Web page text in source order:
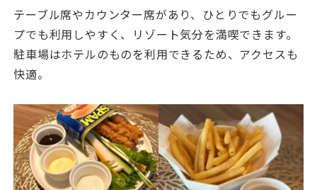
テーブル席やカウンター席があり、ひとりでもグルー
プでも利用しやすく、リゾート気分を満喫できます。
駐車場はホテルのものを利用できるため、アクセスも
快適。